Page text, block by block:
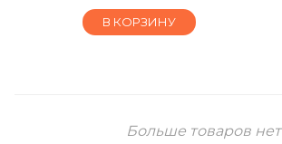
В КОРЗИНУ
Больше товаров нет